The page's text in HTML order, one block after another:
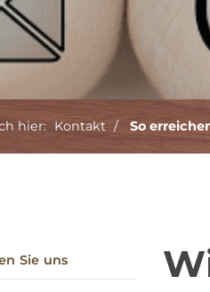
hier: Kontakt So
Sie uns